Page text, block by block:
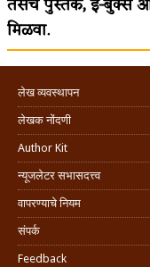
मिळवा.
लेख व्यवस्थापन
लेखक नोंदणी
Author Kit
न्यूजलेटर सभासदत्त्व
वापरण्याचे नियम
संपर्क
Feedback